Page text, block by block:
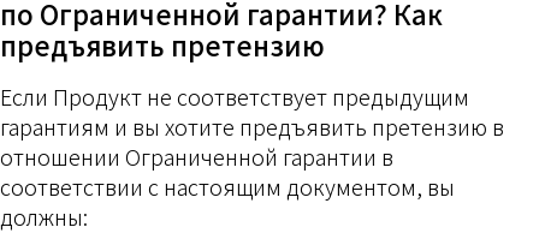
по Ограниченной гарантии? Как
предъявить претензию
Если Продукт не соответствует предыдущим
гарантиям и вы хотите предъявить претензию в
отношении Ограниченной гарантии в
соответствии с настоящим документом, вы
должны: